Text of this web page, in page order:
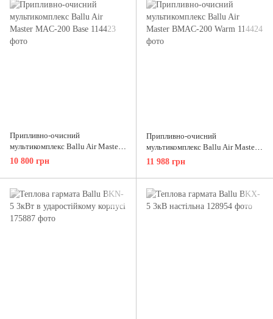
Припливно-очисний
мультикомплекс Ballu Air Master
MAC-200 Base
10 800 грн
Припливно-очисний
мультикомплекс Ballu Air Master
BMAC-200 Warm
11 988 грн